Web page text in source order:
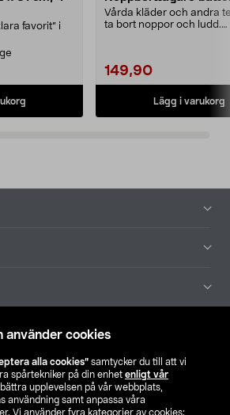
använder cookies
alla cookies” samtycker du till att vi
spårtekniker på din enhet enligt vår
upplevelsen på vår webbplats,
användning samt anpassa våra
Vi använder fyra kategorier av cookies:
favorit” i
Vårda kläder och andra
ta bort noppor och ludd.
149,90
Lägg i varukorg
Hitta butik